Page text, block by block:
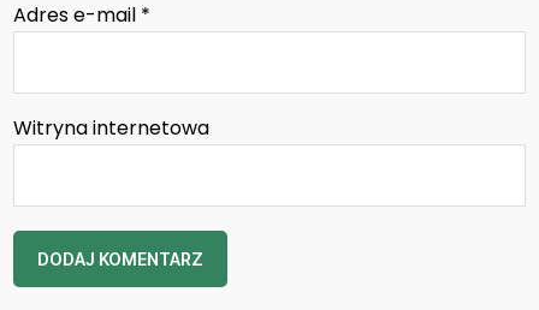
Adres e-mail *
Witryna internetowa